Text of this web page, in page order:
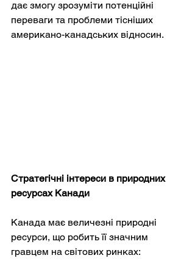
дає змогу зрозуміти потенційні
переваги та проблеми тісніших
американо-канадських відносин.
Стратегічні інтереси в природних
ресурсах Канади
Канада має величезні природні
ресурси, що робить її значним
гравцем на світових ринках: